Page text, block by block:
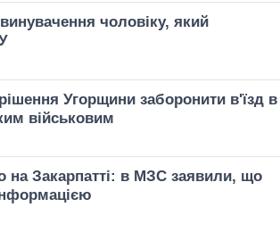
чоловіку, який
Угорщини заборонити в'їзд в
військовим
на Закарпатті: в МЗС заявили, що